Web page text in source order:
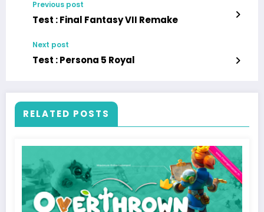
Previous post
Test : Final Fantasy VII Remake
Next post
Test : Persona 5 Royal
RELATED POSTS